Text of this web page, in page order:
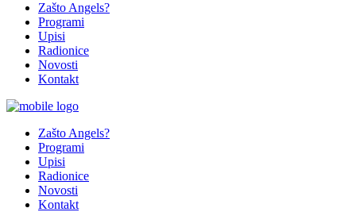
Zašto Angels?
Programi
Upisi
Radionice
Novosti
Kontakt
Zašto Angels?
Programi
Upisi
Radionice
Novosti
Kontakt